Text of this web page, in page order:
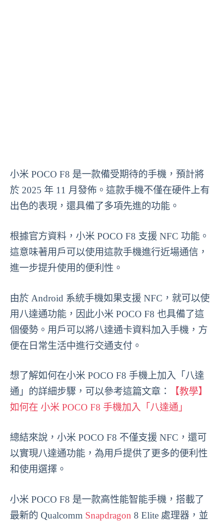
小米 POCO F8 是一款備受期待的手機，預計將
於 2025 年 11 月發佈。這款手機不僅在硬件上有
出色的表現，還具備了多項先進的功能。
根據官方資料，小米 POCO F8 支援 NFC 功能。
這意味著用戶可以使用這款手機進行近場通信，
進一步提升使用的便利性。
由於 Android 系統手機如果支援 NFC，就可以使
用八達通功能，因此小米 POCO F8 也具備了這
個優勢。用戶可以將八達通卡資料加入手機，方
便在日常生活中進行交通支付。
想了解如何在小米 POCO F8 手機上加入「八達
通」的詳細步驟，可以參考這篇文章：
【教學】
如何在 小米 POCO F8 手機加入「八達通」
總結來說，小米 POCO F8 不僅支援 NFC，還可
以實現八達通功能，為用戶提供了更多的便利性
和使用選擇。
小米 POCO F8 是一款高性能智能手機，搭載了
最新的 Qualcomm Snapdragon 8 Elite 處理器，並